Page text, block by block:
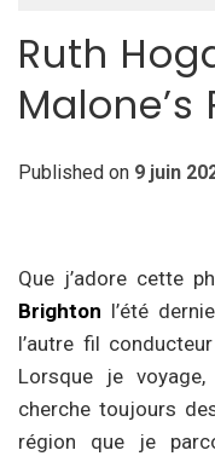
Ruth
Published on 9 juin
Que j’adore cette
Brighton l’été
l’autre fil
Lorsque je
cherche toujours
région que je